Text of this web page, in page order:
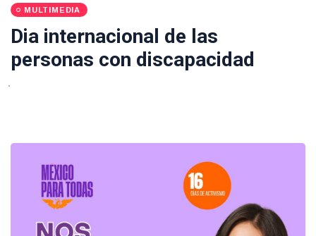
MULTIMEDIA
Dia internacional de las
personas con discapacidad